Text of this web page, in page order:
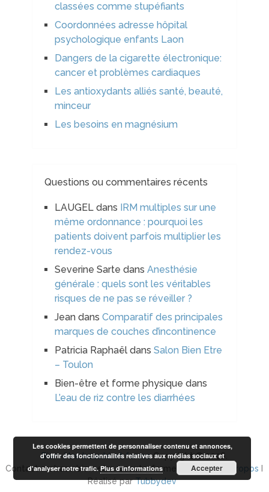
classées comme stupéfiants
Coordonnées adresse hôpital
psychologique enfants Laon
Dangers de la cigarette électronique:
cancer et problèmes cardiaques
Les antioxydants alliés santé, beauté,
minceur
Les besoins en magnésium
Questions ou commentaires récents
LAUGELdans IRM multiples sur une
même ordonnance : pourquoi les
patients doivent parfois multiplier les
rendez-vous
Severine Sarte dans Anesthésie
générale : quels sont les véritables
risques de ne pas se réveiller ?
Jeandans Comparatif des principales
marques de couches d’incontinence
Patricia Raphaëldans Salon Bien Etre
– Toulon
Bien-être et forme physique dans
L’eau de riz contre les diarrhées
Bien-être beauté et formeCopyright © 2026.
Contact arobase bien-etre-beaute-forme.com IPlan à propos
Réalisé parTubbydev
Les cookies permettent de personnaliser contenu et annonces,
d'offrir des fonctionnalités relatives aux médias sociaux et
d'analyser notre trafic.Plus d’informations Accepter